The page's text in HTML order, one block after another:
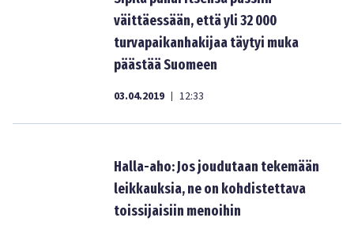
väittäessään, että yli 32 000
turvapaikanhakijaa täytyi muka
päästää Suomeen
03.04.2019 | 12:33
Halla-aho: Jos joudutaan tekemään
leikkauksia, ne on kohdistettava
toissijaisiin menoihin